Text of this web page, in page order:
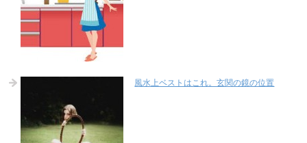
風水上ベストはこれ。玄関の鏡の位置